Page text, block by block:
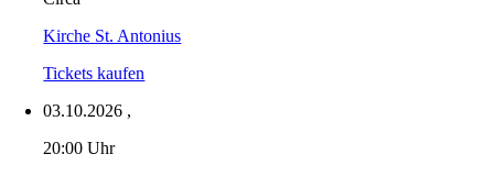
Kirche St. Antonius
Tickets kaufen
03.10.2026 ,
20:00 Uhr